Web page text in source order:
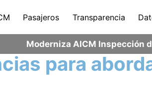
Pasajeros Transparencia
Moderniza AICM Inspección
para